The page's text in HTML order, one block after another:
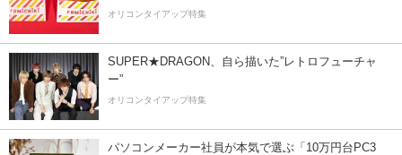
オリコンタイアップ特集
SUPER★DRAGON、自ら描いた”レトロフューチャ
ー”
オリコンタイアップ特集
パソコンメーカー社員が本気で選ぶ「10万円台PC3